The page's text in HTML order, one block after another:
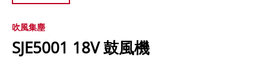
吹風集塵
SJE5001 18V 鼓風機